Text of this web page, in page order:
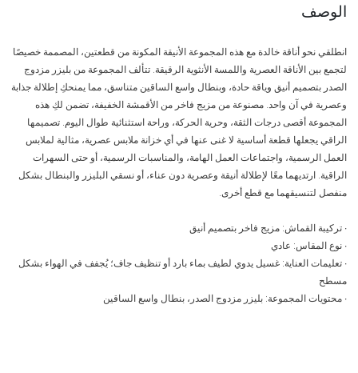
الوصف
انطلقي نحو أناقة خالدة مع هذه المجموعة الأنيقة المكونة من قطعتين، المصممة خصيصًا
لتجمع بين الأناقة العصرية واللمسة الأنثوية الرقيقة. تتألف المجموعة من بليزر مزدوج
الصدر بتصميم أنيق وياقة حادة، وبنطال واسع الساقين متناسق، مما يمنحكِ إطلالة جذابة
وعصرية في آن واحد. مصنوعة من مزيج فاخر من الأقمشة الخفيفة، تضمن لكِ هذه
المجموعة أقصى درجات الثقة، وحرية الحركة، وراحة استثنائية طوال اليوم. تصميمها
الراقي يجعلها قطعة أساسية لا غنى عنها في أي خزانة ملابس عصرية، مثالية لملابس
العمل الرسمية، واجتماعات العمل الهامة، والمناسبات الرسمية، أو حتى السهرات
الراقية. ارتديهما معًا لإطلالة أنيقة وعصرية دون عناء، أو نسقي البليزر والبنطال بشكل
منفصل لتنسيقهما مع قطع أخرى.
∙ تركيبة القماش: مزيج فاخر بتصميم أنيق
∙ نوع المقاس: عادي
∙ تعليمات العناية: غسيل يدوي لطيف بماء بارد أو تنظيف جاف؛ يُجفف في الهواء بشكل
مسطح
∙ محتويات المجموعة: بليزر مزدوج الصدر، بنطال واسع الساقين